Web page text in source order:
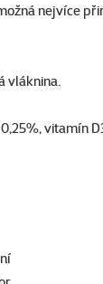
nejvíce
vláknina.
vitamín